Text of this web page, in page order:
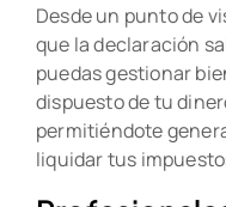
Desde un punto de
que la declaración
puedas gestionar
dispuesto de tu
permitiéndote
liquidar tus